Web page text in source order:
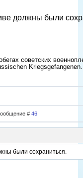
должны были
советских
Kriegsgefangenen.
# 46
были сохраниться.